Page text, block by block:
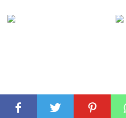
PELIT JA LELUT 23 marras 2024